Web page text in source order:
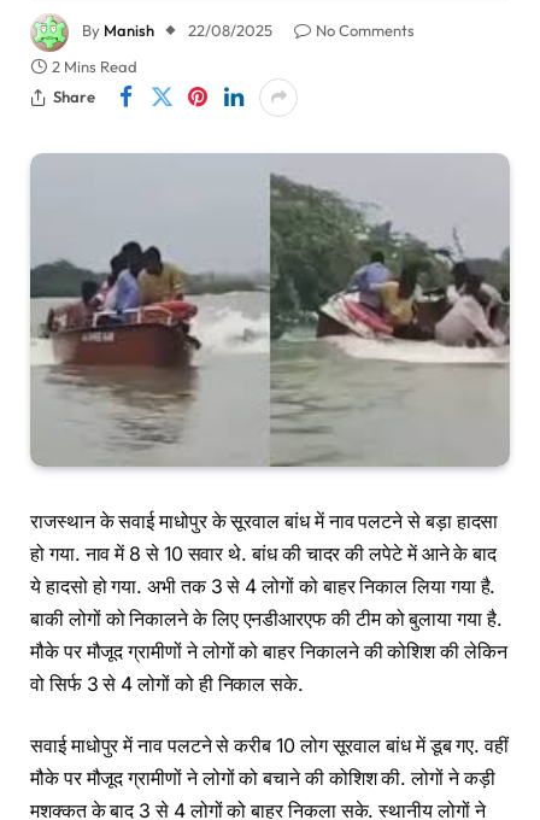
By Manish 22/08/2025
No Comments
2 Mins Read
Share
राजस्थान के सवाई माधोपुर के सूरवाल बांध में नाव पलटने से बड़ा हादसा
हो गया. नाव में 8 से 10 सवार थे. बांध की चादर की लपेटे में आने के बाद
ये हादसो हो गया. अभी तक 3 से 4 लोगों को बाहर निकाल लिया गया है.
बाकी लोगों को निकालने के लिए एनडीआरएफ की टीम को बुलाया गया है.
मौके पर मौजूद ग्रामीणों ने लोगों को बाहर निकालने की कोशिश की लेकिन
वो सिर्फ 3 से 4 लोगों को ही निकाल सके.
सवाई माधोपुर में नाव पलटने से करीब 10 लोग सूरवाल बांध में डूब गए. वहीं
मौके पर मौजूद ग्रामीणों ने लोगों को बचाने की कोशिश की. लोगों ने कड़ी
मशक्कत के बाद 3 से 4 लोगों को बाहर निकला सके. स्थानीय लोगों ने